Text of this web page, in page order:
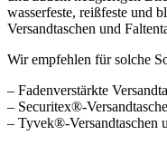
wasserfeste, reißfeste und
Versandtaschen und
Wir empfehlen für solche
– Fadenverstärkte
– Securitex®-
– Tyvek®-Versandtaschen